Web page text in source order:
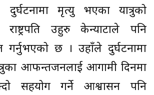
मृत्यु भएका यात्रुको
उहुरु केन्याटाले पनि
गर्नुभएको छ । उहाँले दुर्घटनामा
आफन्तजनलाई आगामी दिनमा
सहयोग गर्ने आश्वासन पनि